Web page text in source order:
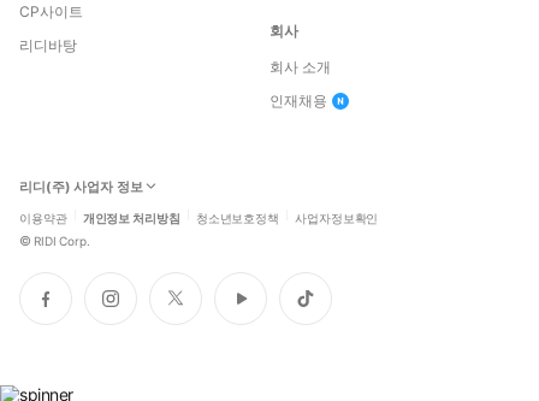
CP사이트
리디바탕
회사
회사 소개
인재채용
리디(주) 사업자 정보
이용약관 개인정보 처리방침 청소년보호정책 사업자정보확인
© RIDI Corp.
페
이
인
스
트
위
유
튜
틱
톡